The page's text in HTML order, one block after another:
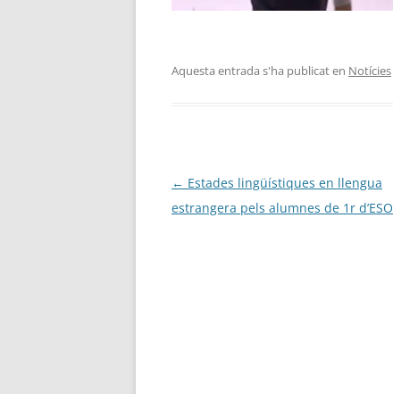
Aquesta entrada s'ha publicat en Notícies
Navegació
per
← Estades lingüístiques en llengua
estrangera pels alumnes de 1r d’ESO